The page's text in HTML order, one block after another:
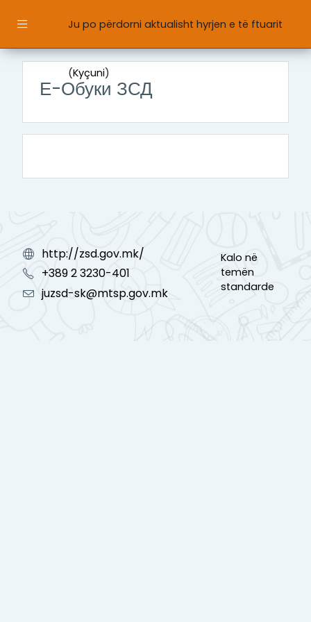
Paneli anësorJu po përdorni aktualisht hyrjen e të ftuarit
(Kyçuni)
Е-Обуки ЗСД
http://zsd.gov.mk/
+389 2 3230-401
juzsd-sk@mtsp.gov.mk
Kalo në
temën
standarde